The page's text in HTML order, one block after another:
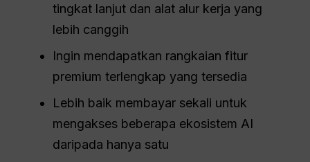
tingkat lanjut dan alat alur kerja yang
lebih canggih
Ingin mendapatkan rangkaian fitur
premium terlengkap yang tersedia
Lebih baik membayar sekali untuk
mengakses beberapa ekosistem AI
daripada hanya satu